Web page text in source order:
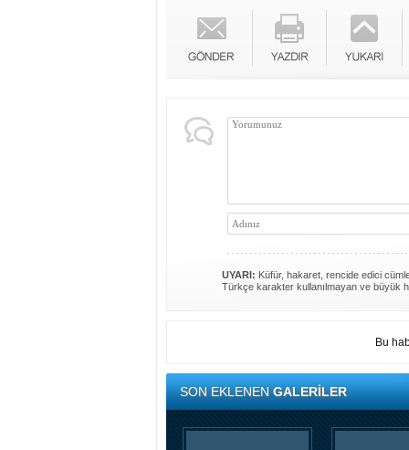
UYARI: Küfür, hakaret, rencide edici
Türkçe karakter kullanılmayan ve büyük
Bu
SON EKLENENGALERİLER